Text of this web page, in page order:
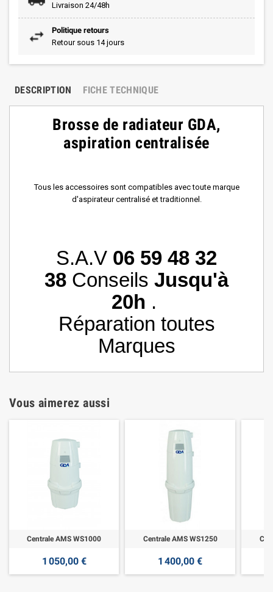
Livraison 24/48h
Politique retours
Retour sous 14 jours
DESCRIPTION FICHE TECHNIQUE
Brosse de radiateur GDA,
aspiration centralisée
Tous les accessoires sont compatibles avec toute marque
d'aspirateur centralisé et traditionnel.
S.A.V 06 59 48 32
38 Conseils Jusqu'à
20h .
Réparation toutes
Marques
Vous aimerez aussi
Centrale AMS WS1000
1 050,00 €
Centrale AMS WS1250
1 400,00 €